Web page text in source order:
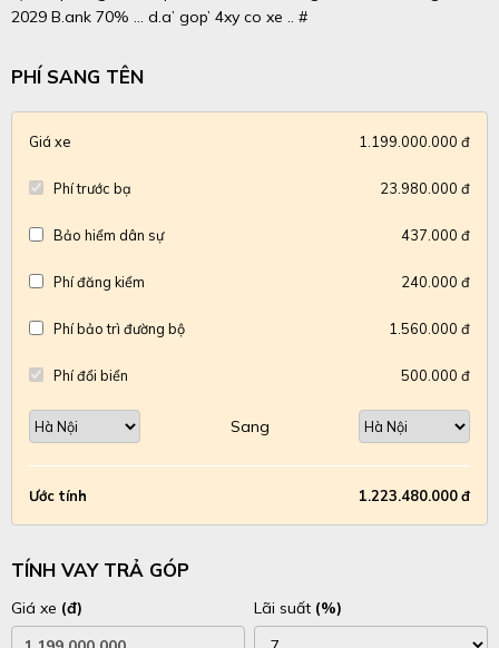
2029 B.ank 70% … d.a’ gop’ 4xy co xe .. #
PHÍ SANG TÊN
Giá xe 1.199.000.000 đ
Phí trước bạ 23.980.000 đ
Bảo hiểm dân sự 437.000 đ
Phí đăng kiểm 240.000 đ
Phí bảo trì đường bộ 1.560.000 đ
Phí đổi biển 500.000 đ
Sang
Ước tính 1.223.480.000 đ
TÍNH VAY TRẢ GÓP
Giá xe (đ) Lãi suất (%)